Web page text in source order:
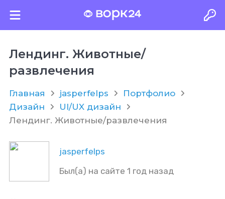
Лендинг. Животные/
развлечения
Главная jasperfelps
Портфолио
Дизайн
UI/UX дизайн
Лендинг. Животные/развлечения
jasperfelps
Был(а) на сайте 1 год назад